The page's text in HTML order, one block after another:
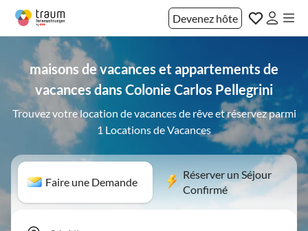
Devenez hôte
maisons de vacances et appartements de
vacances dans Colonie Carlos Pellegrini
Trouvez votre location de vacances de rêve et réservez parmi
1 Locations de Vacances
Faire une Demande
Réserver un Séjour
Confirmé